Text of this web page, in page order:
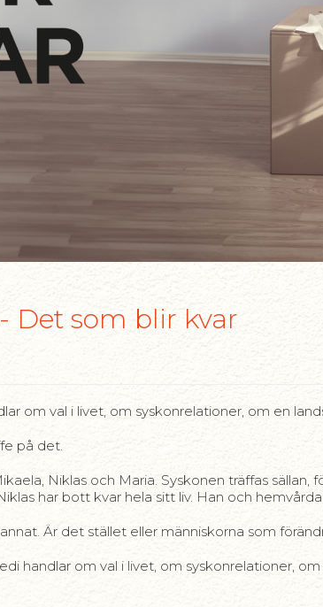
Det som blir kvar
om val i livet, om syskonrelationer, om en
på det.
Niklas och Maria. Syskonen träffas
har bott kvar hela sitt liv. Han och
Är det stället eller människorna som
handlar om val i livet, om syskonrelationer,